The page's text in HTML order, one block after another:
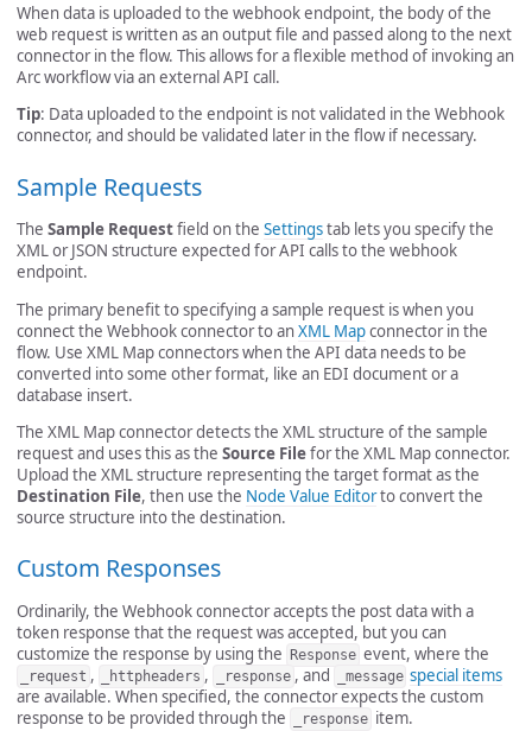
When data is uploaded to the webhook endpoint, the body of the
web request is written as an output file and passed along to the next
connector in the flow. This allows for a flexible method of invoking an
Arc workflow via an external API call.
Tip: Data uploaded to the endpoint is not validated in the Webhook
connector, and should be validated later in the flow if necessary.
Sample Requests
The Sample Requestfield on the Settingstab lets you specify the
XML or JSON structure expected for API calls to the webhook
endpoint.
The primary benefit to specifying a sample request is when you
connect the Webhook connector to anXML Mapconnector in the
flow. Use XML Map connectors when the API data needs to be
converted into some other format, like an EDI document or a
database insert.
The XML Map connector detects the XML structure of the sample
request and uses this as the Source Filefor the XML Map connector.
Upload the XML structure representing the target format as the
Destination File, then use the Node Value Editorto convert the
source structure into the destination.
Custom Responses
Ordinarily, the Webhook connector accepts the post data with a
token response that the request was accepted, but you can
customize the response by using the
Response event, where the
_request , _httpheaders , _response , and _message special items
are available. When specified, the connector expects the custom
response to be provided through the
_response item.